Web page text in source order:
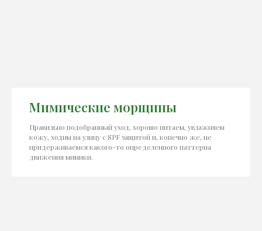
Мимические морщины
Правильно подобранный уход, хорошо питаем, увлажняем
кожу, ходим на улицу с SPF защитой и, конечно же, не
придерживаемся какого-то определенного паттерна
движения мимики.